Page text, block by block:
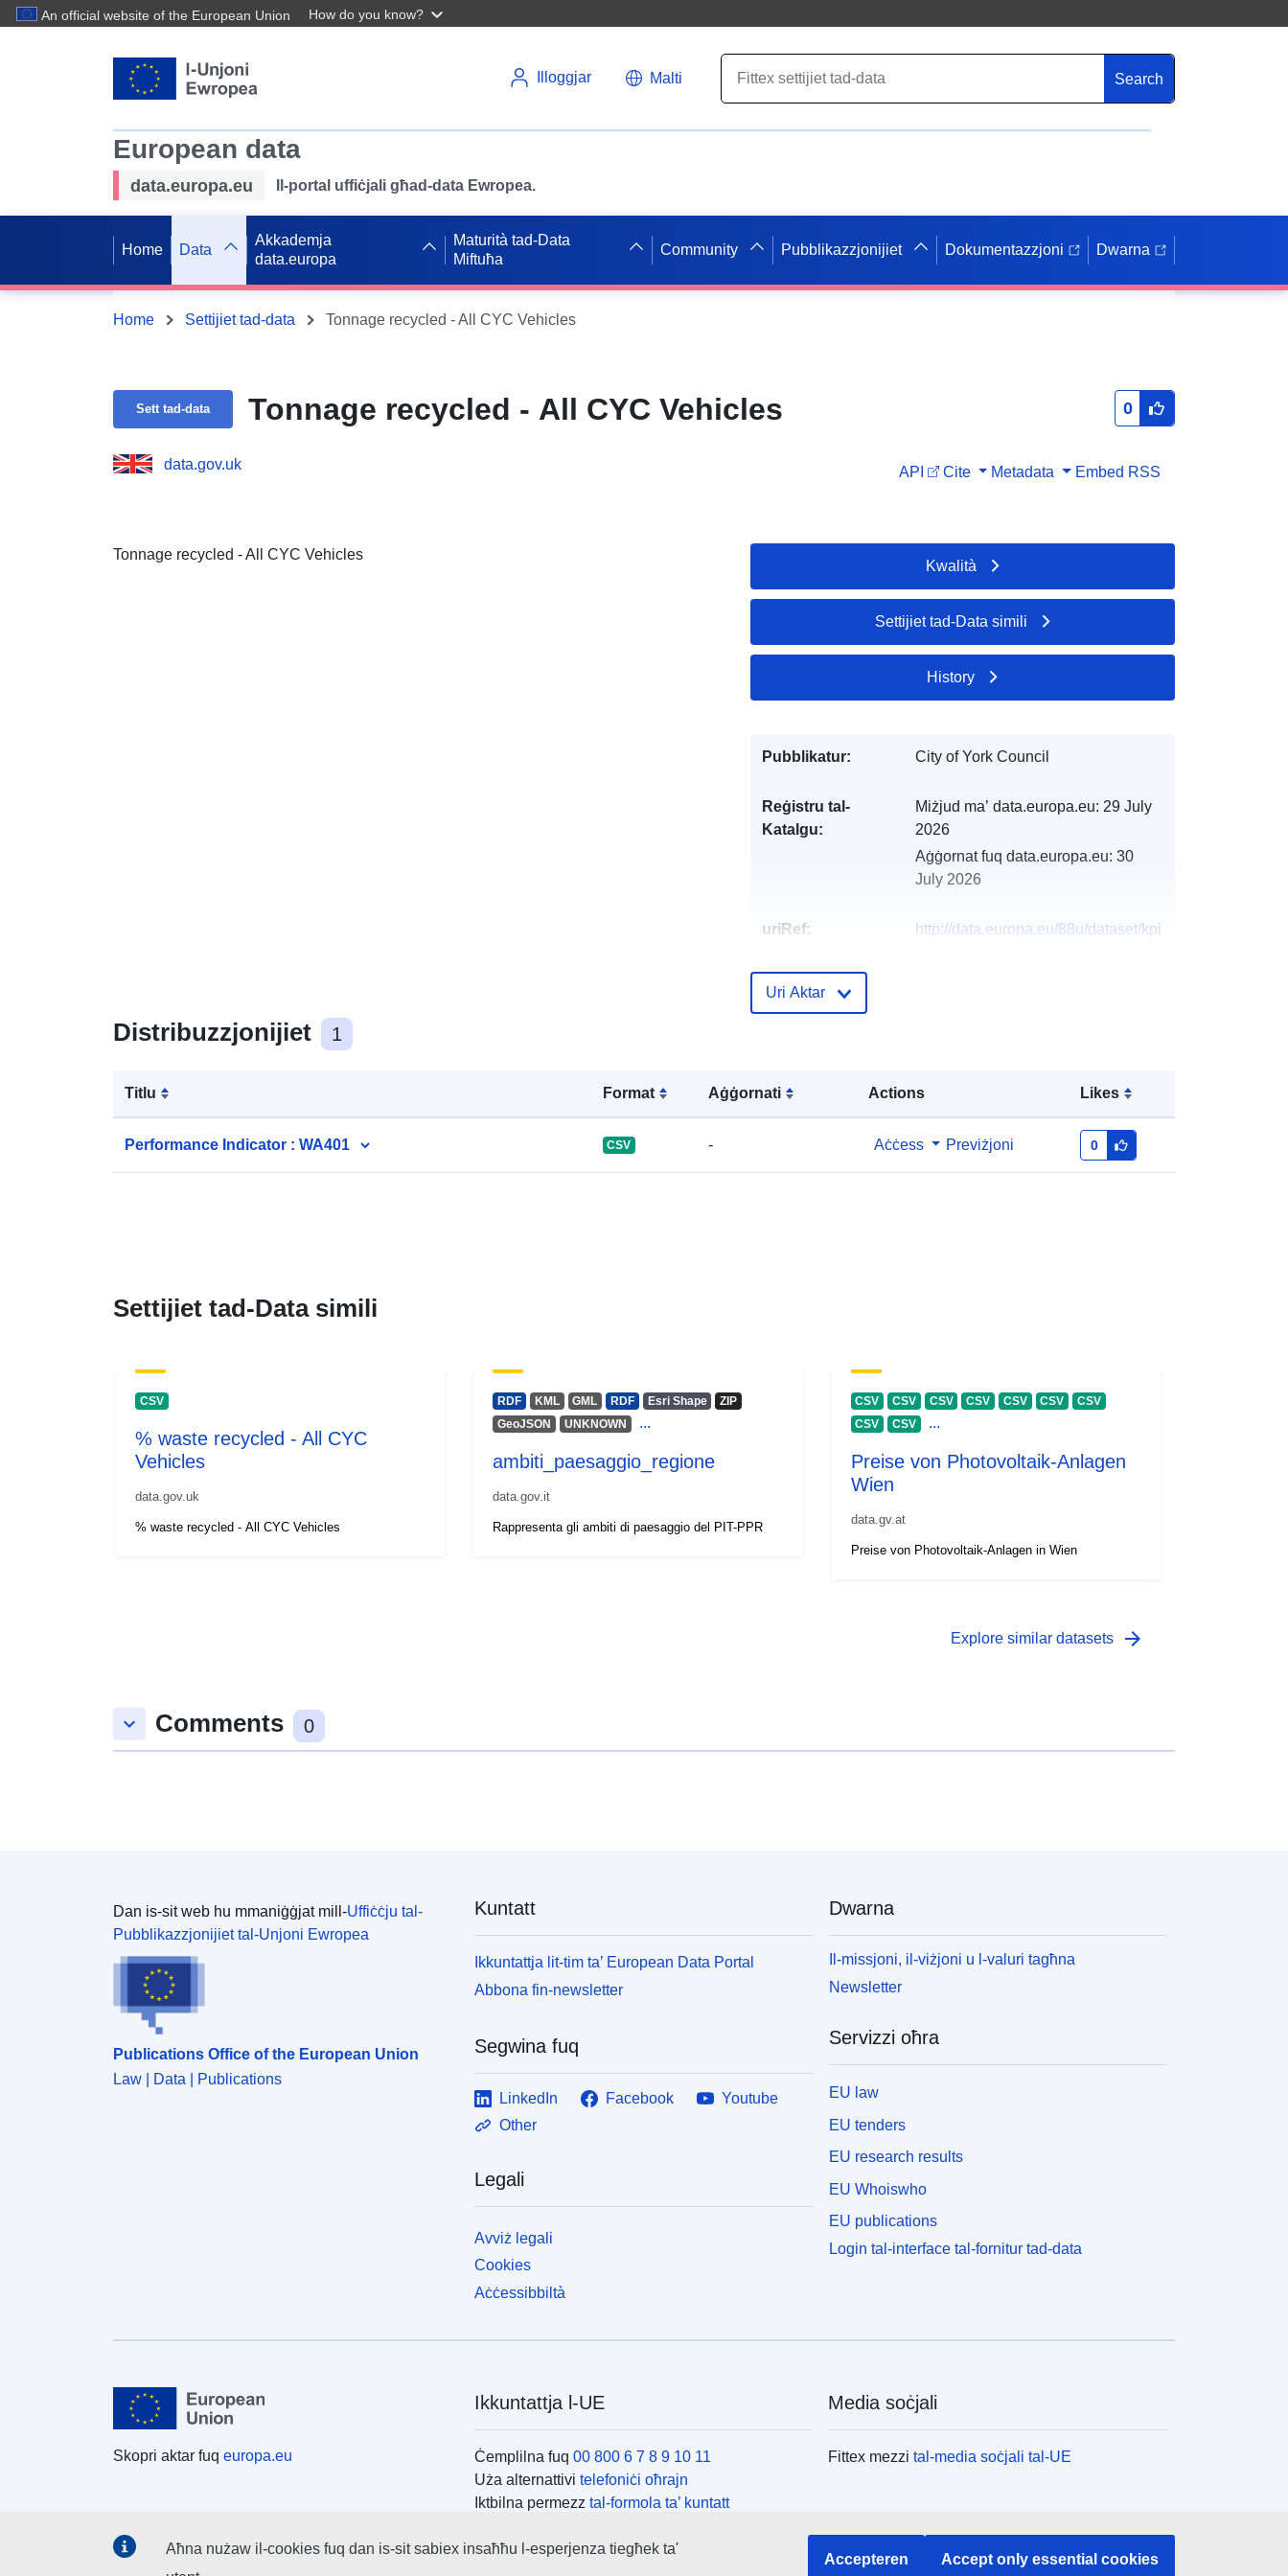
An official website of the European Union How do you know?
Illoggjar Malti Search
European data
data.europa.eu Il-portal uffiċjali għad-data Ewropea.
Home Data
Akkademja
data.europa
Maturità tad-Data
Miftuħa
Community Pubblikazzjonijiet Dokumentazzjoni Dwarna
Home Settijiet tad-data Tonnage recycled - All CYC Vehicles
Sett tad-data Tonnage recycled - All CYC Vehicles 0
data.gov.uk API Cite Metadata Embed RSS
Tonnage recycled - All CYC Vehicles
Distribuzzjonijiet 1
Titlu Format Aġġornati Actions Likes
Performance Indicator : WA401 CSV - Aċċess Previżjoni 0
Kwalità
Settijiet tad-Data simili
History
Pubblikatur: City of York Council
Reġistru tal-
Katalgu:
Miżjud ma’ data.europa.eu: 29 July
2026
Aġġornat fuq data.europa.eu: 30
July 2026
uriRef:
http://data.europa.eu/88u/dataset/kpi
Uri Aktar
Settijiet tad-Data simili
CSV
% waste recycled - All CYC
Vehicles
data.gov.uk
% waste recycled - All CYC Vehicles
RDF KML GML RDF Esri Shape
ZIP
GeoJSON
UNKNOWN ...
ambiti_paesaggio_regione
data.gov.it
Rappresenta gli ambiti di paesaggio del PIT-PPR
CSV CSV CSV CSV CSV CSV
CSV
CSV
CSV ...
Preise von Photovoltaik-Anlagen
Wien
data.gv.at
Preise von Photovoltaik-Anlagen in Wien
Explore similar datasets arrow_forward
keyboard_arrow_down Comments 0
Dan is-sit web hu mmaniġġjat mill-Uffiċċju tal-
Pubblikazzjonijiet tal-Unjoni Ewropea
Publications Office of the European Union
Law | Data | Publications
Kuntatt
Ikkuntattja lit-tim ta’ European Data Portal
Abbona fin-newsletter
Segwina fuq
LinkedIn Facebook
Youtube
Other
Legali
Avviż legali
Cookies
Aċċessibbiltà
Dwarna
Il-missjoni, il-viżjoni u l-valuri tagħna
Newsletter
Servizzi oħra
EU law
EU tenders
EU research results
EU Whoiswho
EU publications
Login tal-interface tal-fornitur tad-data
Skopri aktar fuq europa.eu
Ikkuntattja l-UE
Ċemplilna fuq 00 800 6 7 8 9 10 11
Uża alternattivi telefoniċi oħrajn
Iktbilna permezz tal-formola ta’ kuntatt
Media soċjali
Fittex mezzital-media soċjali tal-UE
Aħna nużaw il-cookies fuq dan is-sit sabiex insaħħu l-esperjenza tiegħek ta'
Accepteren Accept only essential cookies